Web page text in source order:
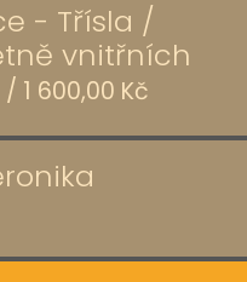
- Třísla /
vnitřních
/ 1 600,00 Kč